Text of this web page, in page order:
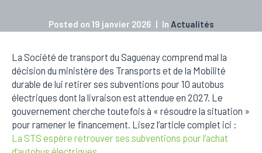
Posted on 19 janvier 2026 In Actualités
La Société de transport du Saguenay comprend mal la
décision du ministère des Transports et de la Mobilité
durable de lui retirer ses subventions pour 10 autobus
électriques dont la livraison est attendue en 2027. Le
gouvernement cherche toutefois à « résoudre la situation »
pour ramener le financement. Lisez l’article complet ici :
La STS espère retrouver ses subventions pour l’achat